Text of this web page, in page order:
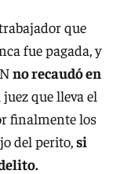
que
fue pagada, y
no recaudó en
que lleva el
finalmente los
del perito,si